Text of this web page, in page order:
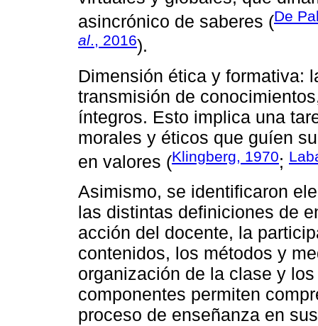
asincrónico de saberes (De
al., 2016).
Dimensión ética y formativa:
transmisión de
íntegros. Esto implica una
morales y éticos que guíen
en valores (Klingberg, 1970;
Asimismo, se identificaron
las distintas definiciones de
acción del docente, la
contenidos, los métodos y
organización de la clase y
componentes permiten
proceso de enseñanza en